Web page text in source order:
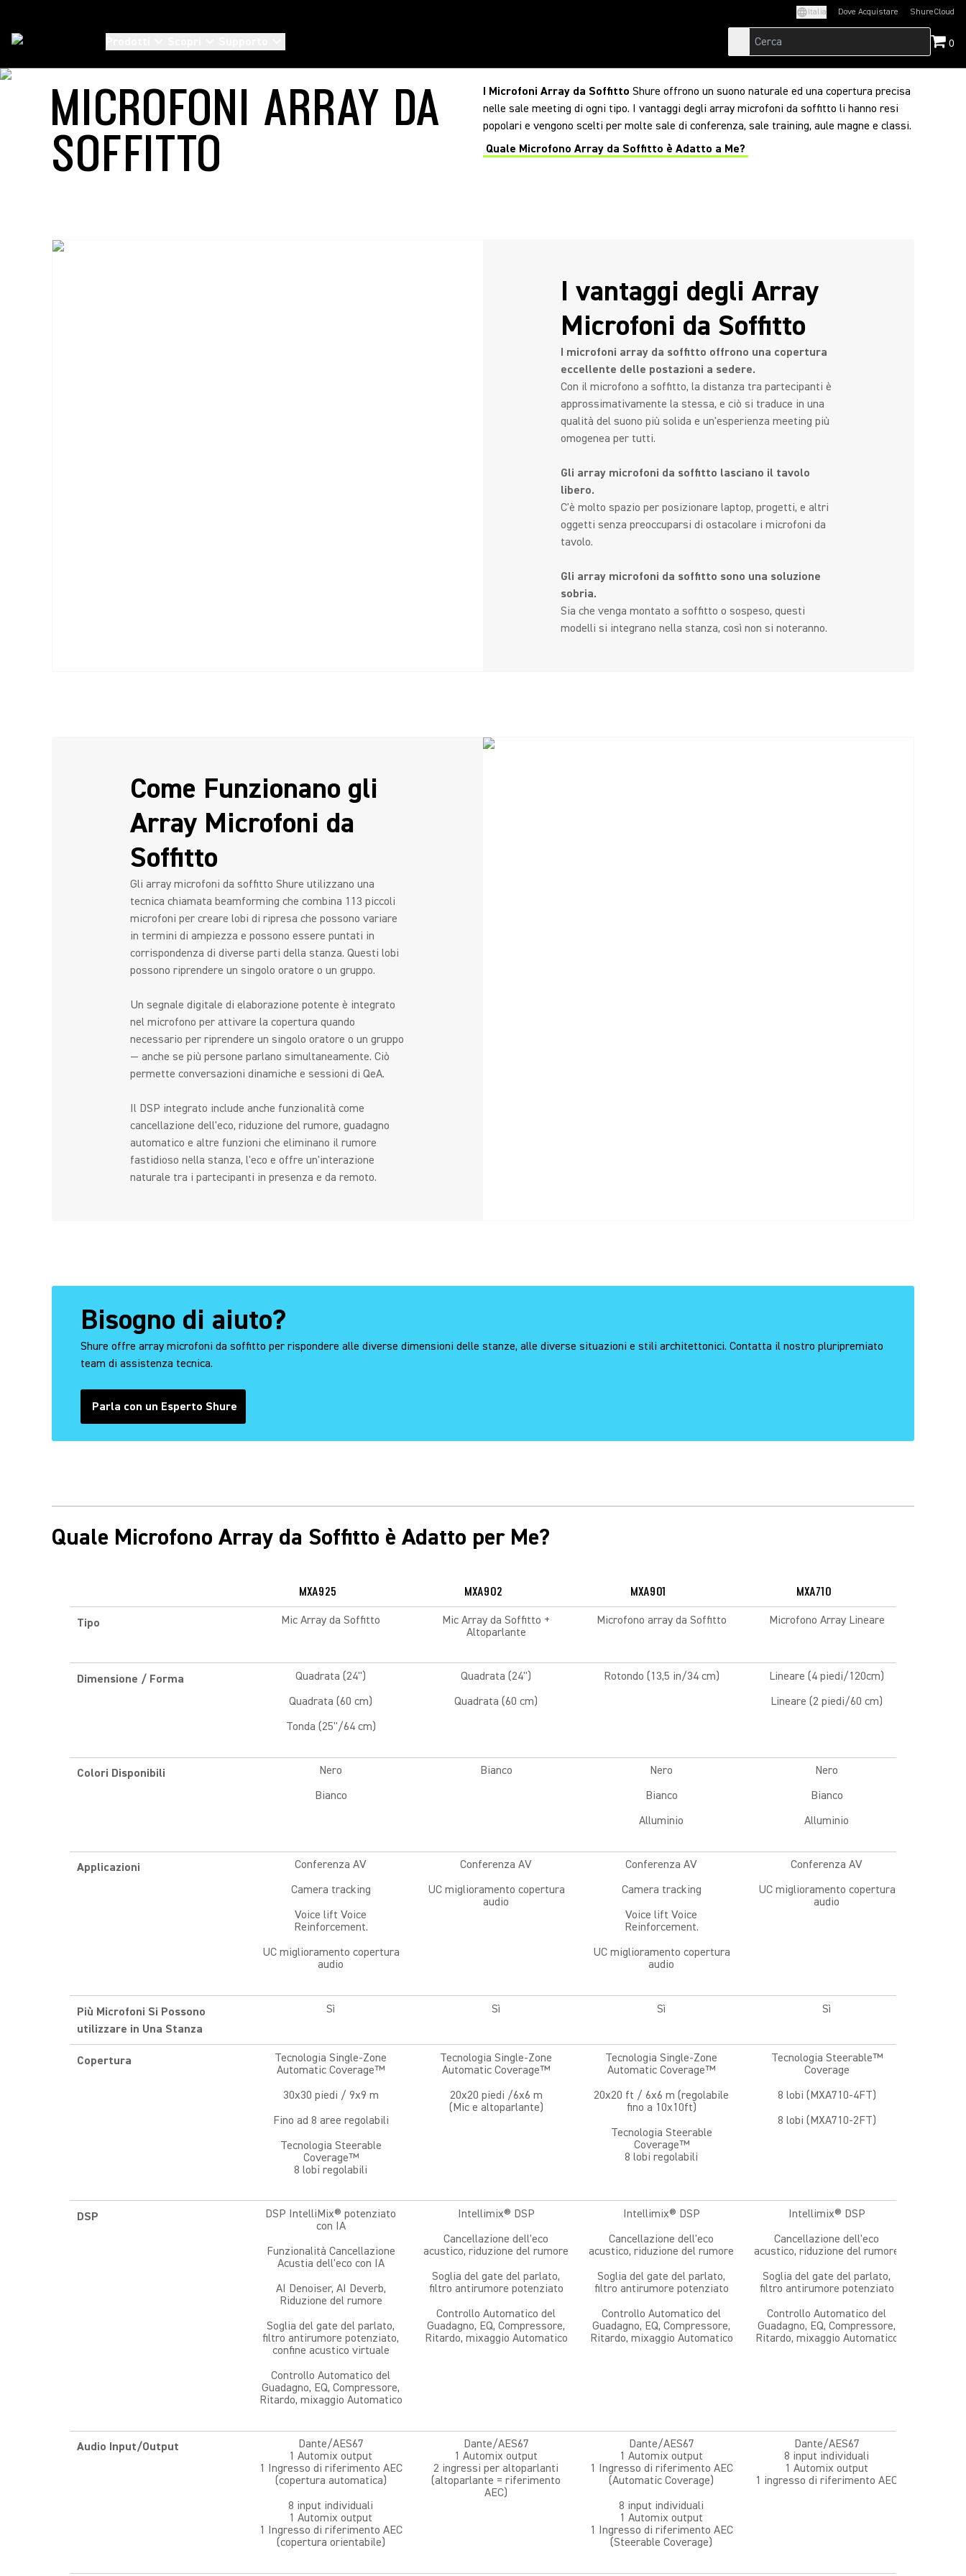
Italia Dove Acquistare ShureCloud
(Opens in a new
0
MICROFONI ARRAY DA
SOFFITTO
I Microfoni Array da Soffitto Shure offrono un suono naturale ed una copertura precisa
nelle sale meeting di ogni tipo. I vantaggi degli array microfoni da soffitto li hanno resi
popolari e vengono scelti per molte sale di conferenza, sale training, aule magne e classi.
Quale Microfono Array da Soffitto è Adatto a Me?
I vantaggi degli Array
Microfoni da Soffitto
I microfoni array da soffitto offrono una copertura
eccellente delle postazioni a sedere.
Con il microfono a soffitto, la distanza tra partecipanti è
approssimativamente la stessa, e ciò si traduce in una
qualità del suono più solida e un'esperienza meeting più
omogenea per tutti.
Gli array microfoni da soffitto lasciano il tavolo
libero.
C'è molto spazio per posizionare laptop, progetti, e altri
oggetti senza preoccuparsi di ostacolare i microfoni da
tavolo.
Gli array microfoni da soffitto sono una soluzione
sobria.
Sia che venga montato a soffitto o sospeso, questi
modelli si integrano nella stanza, così non si noteranno.
Come Funzionano gli
Array Microfoni da
Soffitto
Gli array microfoni da soffitto Shure utilizzano una
tecnica chiamata beamforming che combina 113 piccoli
microfoni per creare lobi di ripresa che possono variare
in termini di ampiezza e possono essere puntati in
corrispondenza di diverse parti della stanza. Questi lobi
possono riprendere un singolo oratore o un gruppo.
Un segnale digitale di elaborazione potente è integrato
nel microfono per attivare la copertura quando
necessario per riprendere un singolo oratore o un gruppo
— anche se più persone parlano simultaneamente. Ciò
permette conversazioni dinamiche e sessioni di QeA.
Il DSP integrato include anche funzionalità come
cancellazione dell'eco, riduzione del rumore, guadagno
automatico e altre funzioni che eliminano il rumore
fastidioso nella stanza, l'eco e offre un'interazione
naturale tra i partecipanti in presenza e da remoto.
Bisogno di aiuto?
Shure offre array microfoni da soffitto per rispondere alle diverse dimensioni delle stanze, alle diverse situazioni e stili architettonici. Contatta il nostro pluripremiato
team di assistenza tecnica.
Parla con un Esperto Shure
Quale Microfono Array da Soffitto è Adatto per Me?
MXA925 MXA902 MXA901 MXA710
Tipo Mic Array da Soffitto
Mic Array da Soffitto +
Altoparlante
Microfono array da Soffitto Microfono Array Lineare
Dimensione / Forma
Quadrata (24'')
Quadrata (60 cm)
Tonda (25''/64 cm)
Quadrata (24'')
Quadrata (60 cm)
Rotondo (13,5 in/34 cm)
Lineare (4 piedi/120cm)
Lineare (2 piedi/60 cm)
Colori Disponibili
Nero
Bianco
Bianco
Nero
Bianco
Alluminio
Nero
Bianco
Alluminio
Applicazioni
Conferenza AV
Camera tracking
Voice lift Voice
Reinforcement.
UC miglioramento copertura
audio
Conferenza AV
UC miglioramento copertura
audio
Conferenza AV
Camera tracking
Voice lift Voice
Reinforcement.
UC miglioramento copertura
audio
Conferenza AV
UC miglioramento copertura
audio
Più Microfoni Si Possono
utilizzare in Una Stanza
Sì Sì Sì Sì
Copertura
Tecnologia Single-Zone
Automatic Coverage™
30x30 piedi / 9x9 m
Fino ad 8 aree regolabili
Tecnologia Steerable
Coverage™
8 lobi regolabili
Tecnologia Single-Zone
Automatic Coverage™
20x20 piedi /6x6 m
(Mic e altoparlante)
Tecnologia Single-Zone
Automatic Coverage™
20x20 ft / 6x6 m (regolabile
fino a 10x10ft)
Tecnologia Steerable
Coverage™
8 lobi regolabili
Tecnologia Steerable™
Coverage
8 lobi (MXA710-4FT)
8 lobi (MXA710-2FT)
DSP
DSP IntelliMix® potenziato
con IA
Funzionalità Cancellazione
Acustia dell'eco con IA
AI Denoiser, AI Deverb,
Riduzione del rumore
Soglia del gate del parlato,
filtro antirumore potenziato,
confine acustico virtuale
Controllo Automatico del
Guadagno, EQ, Compressore,
Ritardo, mixaggio Automatico
Intellimix® DSP
Cancellazione dell'eco
acustico, riduzione del rumore
Soglia del gate del parlato,
filtro antirumore potenziato
Controllo Automatico del
Guadagno, EQ, Compressore,
Ritardo, mixaggio Automatico
Intellimix® DSP
Cancellazione dell'eco
acustico, riduzione del rumore
Soglia del gate del parlato,
filtro antirumore potenziato
Controllo Automatico del
Guadagno, EQ, Compressore,
Ritardo, mixaggio Automatico
Intellimix® DSP
Cancellazione dell'eco
acustico, riduzione del rumore
Soglia del gate del parlato,
filtro antirumore potenziato
Controllo Automatico del
Guadagno, EQ, Compressore,
Ritardo, mixaggio Automatico
Audio Input/Output
Dante/AES67
1 Automix output
1 Ingresso di riferimento AEC
(copertura automatica)
8 input individuali
1 Automix output
1 Ingresso di riferimento AEC
(copertura orientabile)
Dante/AES67
1 Automix output
2 ingressi per altoparlanti
(altoparlante = riferimento
AEC)
Dante/AES67
1 Automix output
1 Ingresso di riferimento AEC
(Automatic Coverage)
8 input individuali
1 Automix output
1 Ingresso di riferimento AEC
(Steerable Coverage)
Dante/AES67
8 input individuali
1 Automix output
1 ingresso di riferimento AEC